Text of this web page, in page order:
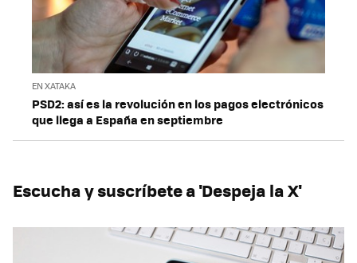
EN XATAKA
PSD2: así es la revolución en los pagos electrónicos
que llega a España en septiembre
Escucha y suscríbete a 'Despeja la X'